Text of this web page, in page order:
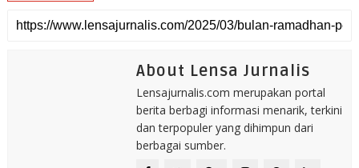
About Lensa Jurnalis
Lensajurnalis.com merupakan portal
berita berbagi informasi menarik, terkini
dan terpopuler yang dihimpun dari
berbagai sumber.